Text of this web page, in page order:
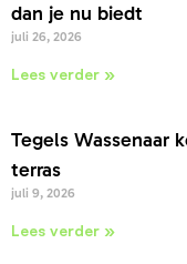
dan je nu biedt
juli 26, 2026
Lees verder »
Tegels Wassenaar
terras
juli 9, 2026
Lees verder »